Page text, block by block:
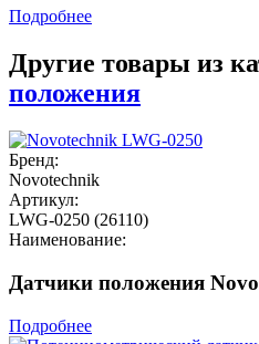
Подробнее
Другие товары из
положения
Бренд:
Novotechnik
Артикул:
LWG-0250 (26110)
Наименование:
Датчики положения
Подробнее